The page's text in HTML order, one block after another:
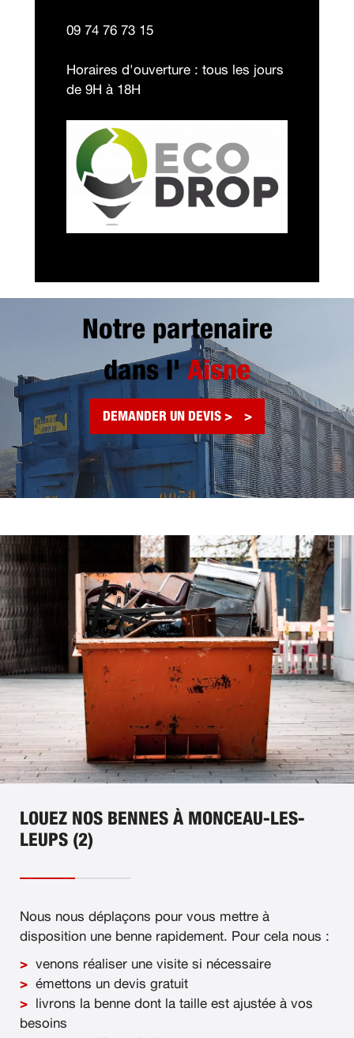
09 74 76 73 15
Horaires d'ouverture : tous les jours
de 9H à 18H
Notre partenaire
dans l'Aisne
DEMANDER UN DEVIS >
LOUEZ NOS BENNES À MONCEAU-LES-
LEUPS (2)
Nous nous déplaçons pour vous mettre à
disposition une benne rapidement. Pour cela nous :
venons réaliser une visite si nécessaire
émettons un devis gratuit
livrons la benne dont la taille est ajustée à vos
besoins